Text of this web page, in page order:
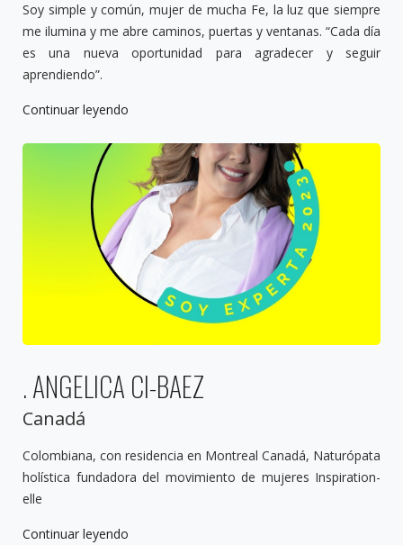
Soy simple y común, mujer de mucha Fe, la luz que siempre
me ilumina y me abre caminos, puertas y ventanas. “Cada día
es una nueva oportunidad para agradecer y seguir
aprendiendo”.
Continuar leyendo
. ANGELICA CI-BAEZ
Canadá
Colombiana, con residencia en Montreal Canadá, Naturópata
holística fundadora del movimiento de mujeres Inspiration-
elle
Continuar leyendo